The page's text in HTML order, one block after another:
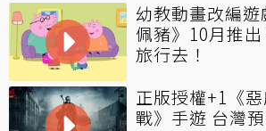
幼教動畫改編
佩豬》10月推
旅行去！
正版授權+1《
戰》手遊 台灣